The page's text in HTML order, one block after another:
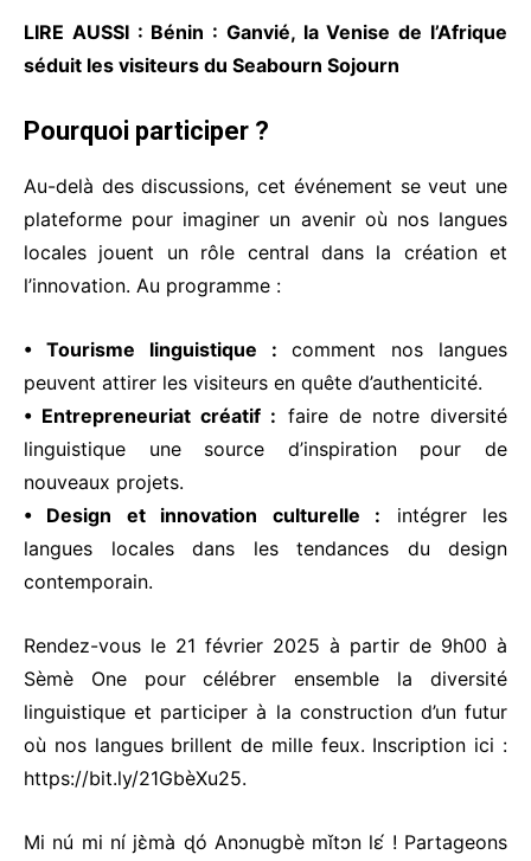
LIRE AUSSI : Bénin : Ganvié, la Venise de l’Afrique
séduit les visiteurs du Seabourn Sojourn
Pourquoi participer ?
Au-delà des discussions, cet événement se veut une
plateforme pour imaginer un avenir où nos langues
locales jouent un rôle central dans la création et
l’innovation. Au programme :
• Tourisme linguistique : comment nos langues
peuvent attirer les visiteurs en quête d’authenticité.
• Entrepreneuriat créatif : faire de notre diversité
linguistique une source d’inspiration pour de
nouveaux projets.
• Design et innovation culturelle : intégrer les
langues locales dans les tendances du design
contemporain.
Rendez-vous le 21 février 2025 à partir de 9h00 à
Sèmè One pour célébrer ensemble la diversité
linguistique et participer à la construction d’un futur
où nos langues brillent de mille feux. Inscription ici :
https://bit.ly/21GbèXu25.
Mi nú mi ní jɛ̀mà ɖó Anɔnugbè mǐtɔn lɛ́ ! Partageons